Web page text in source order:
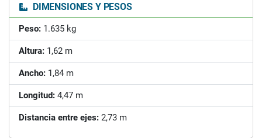
DIMENSIONES Y PESOS
Peso: 1.635 kg
Altura: 1,62 m
Ancho: 1,84 m
Longitud: 4,47 m
Distancia entre ejes: 2,73 m